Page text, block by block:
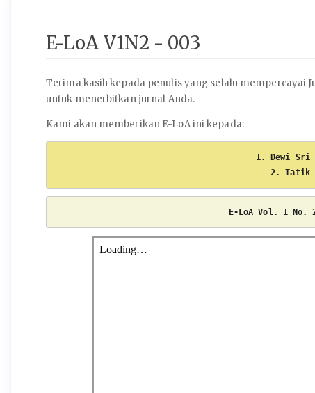
E-LoA V1N2 - 003
Terima kasih kepada penulis yang selalu mempercayai
untuk menerbitkan jurnal Anda.
Kami akan memberikan E-LoA ini kepada:
1. Dewi Sri
2. Tatik
E-LoA Vol. 1 No.